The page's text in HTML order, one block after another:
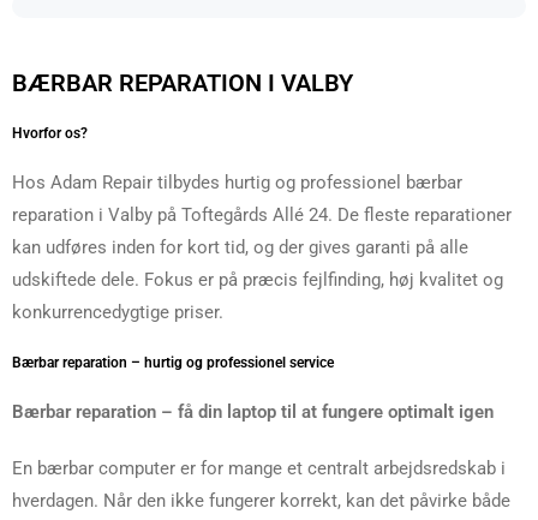
BÆRBAR REPARATION I VALBY
Hvorfor os?
Hos Adam Repair tilbydes hurtig og professionel bærbar
reparation i Valby på Toftegårds Allé 24. De fleste reparationer
kan udføres inden for kort tid, og der gives garanti på alle
udskiftede dele. Fokus er på præcis fejlfinding, høj kvalitet og
konkurrencedygtige priser.
Bærbar reparation – hurtig og professionel service
Bærbar reparation – få din laptop til at fungere optimalt igen
En bærbar computer er for mange et centralt arbejdsredskab i
hverdagen. Når den ikke fungerer korrekt, kan det påvirke både